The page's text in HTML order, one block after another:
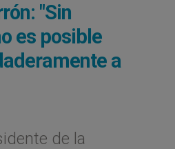
"Sin
es posible
a
de la